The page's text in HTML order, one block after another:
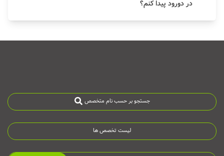
در دورود پیدا کنم؟
جستجو بر حسب نام متخصص
لیست تخصص ها